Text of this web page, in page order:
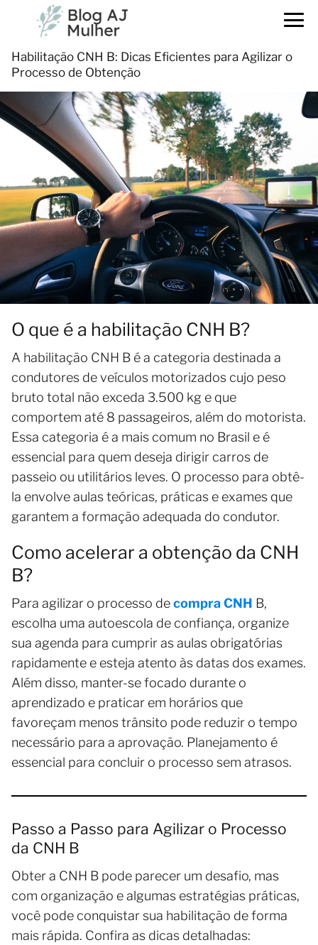
Habilitação CNH B: Dicas Eficientes para Agilizar o
Processo de Obtenção
O que é a habilitação CNH B?
A habilitação CNH B é a categoria destinada a
condutores de veículos motorizados cujo peso
bruto total não exceda 3.500 kg e que
comportem até 8 passageiros, além do motorista.
Essa categoria é a mais comum no Brasil e é
essencial para quem deseja dirigir carros de
passeio ou utilitários leves. O processo para obtê-
la envolve aulas teóricas, práticas e exames que
garantem a formação adequada do condutor.
Como acelerar a obtenção da CNH
B?
Para agilizar o processo decompra CNH B,
escolha uma autoescola de confiança, organize
sua agenda para cumprir as aulas obrigatórias
rapidamente e esteja atento às datas dos exames.
Além disso, manter-se focado durante o
aprendizado e praticar em horários que
favoreçam menos trânsito pode reduzir o tempo
necessário para a aprovação. Planejamento é
essencial para concluir o processo sem atrasos.
Passo a Passo para Agilizar o Processo
da CNH B
Obter a CNH B pode parecer um desafio, mas
com organização e algumas estratégias práticas,
você pode conquistar sua habilitação de forma
mais rápida. Confira as dicas detalhadas: